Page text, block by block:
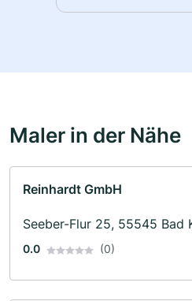
Maler in der Nähe
Reinhardt GmbH
Seeber-Flur 25, 55545 Bad
0.0 (0)